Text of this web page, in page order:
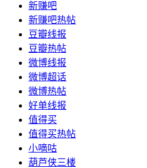
新赚吧
新赚吧热帖
豆瓣线报
豆瓣热帖
微博线报
微博超话
微博热帖
好单线报
值得买
值得买热帖
小嘀咕
葫芦侠三楼